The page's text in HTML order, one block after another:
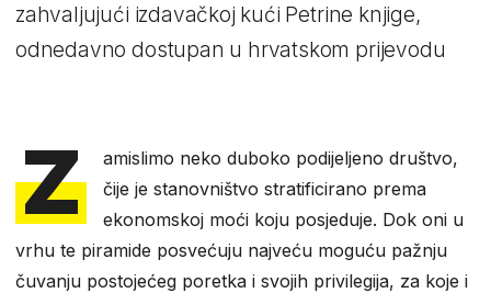
zahvaljujući izdavačkoj kući Petrine knjige,
odnedavno dostupan u hrvatskom prijevodu
Z
amislimo neko duboko podijeljeno društvo,
čije je stanovništvo stratificirano prema
ekonomskoj moći koju posjeduje. Dok oni u
vrhu te piramide posvećuju najveću moguću pažnju
čuvanju postojećeg poretka i svojih privilegija, za koje i